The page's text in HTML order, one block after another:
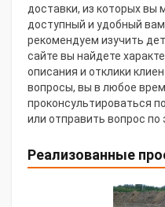
доставки, из которых
доступный и удобный
рекомендуем изучить
сайте вы найдете
описания и отклики
вопросы, вы в любое
проконсультироваться
или отправить вопрос по
Реализованные